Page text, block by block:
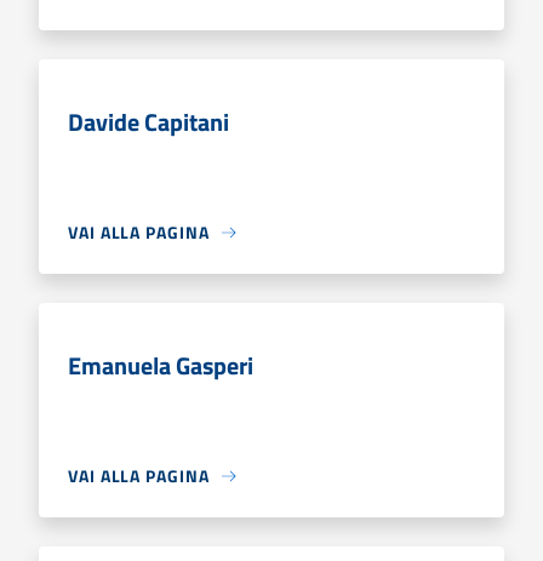
Davide Capitani
VAI ALLA PAGINA
Emanuela Gasperi
VAI ALLA PAGINA